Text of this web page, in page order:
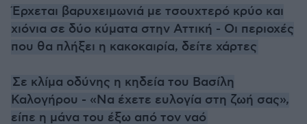
Έρχεται βαρυχειμωνιά με τσουχτερό κρύο και
χιόνια σε δύο κύματα στην Αττική - Οι περιοχές
που θα πλήξει η κακοκαιρία, δείτε χάρτες
Σε κλίμα οδύνης η κηδεία του Βασίλη
Καλογήρου - «Να έχετε ευλογία στη ζωή σας»,
είπε η μάνα του έξω από τον ναό